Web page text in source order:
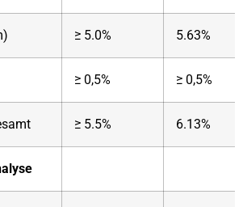
≥ 5.0% 5.63%
≥ 0,5% ≥ 0,5%
≥ 5.5% 6.13%